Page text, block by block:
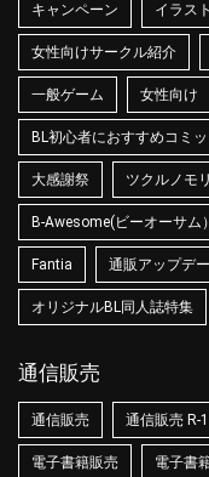
キャンペーン イラス
女性向けサークル紹介
一般ゲーム 女性向け
BL初心者におすすめコミッ
大感謝祭 ツクルノモリ
B-Awesome(ビーオーサム
Fantia 通販アップデ
オリジナルBL同人誌特集
通信販売
通信販売 通信販売 R-
電子書籍販売 電子書